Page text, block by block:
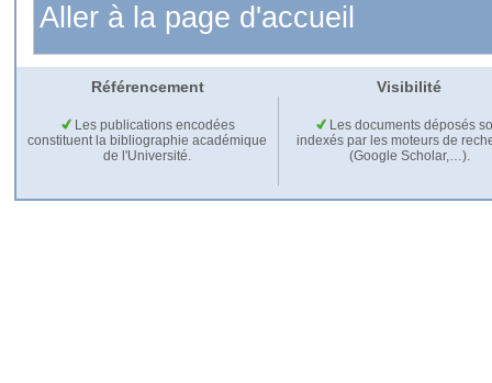
Aller à la page d'accueil
Référencement Visibilité
Les publications encodées
constituent la bibliographie académique
de l'Université.
Les documents déposés
indexés par les moteurs de
(Google Scholar,…).